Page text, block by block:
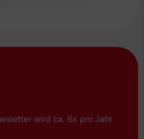
wird ca. 6x pro Jahr